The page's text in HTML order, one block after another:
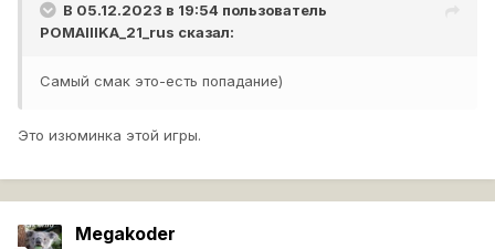
В 05.12.2023 в 19:54 пользователь
POMAIIIKA_21_rus сказал:
Самый смак это-есть попадание)
Это изюминка этой игры.
Megakoder